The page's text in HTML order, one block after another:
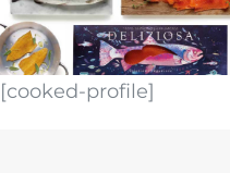
[cooked-profile]